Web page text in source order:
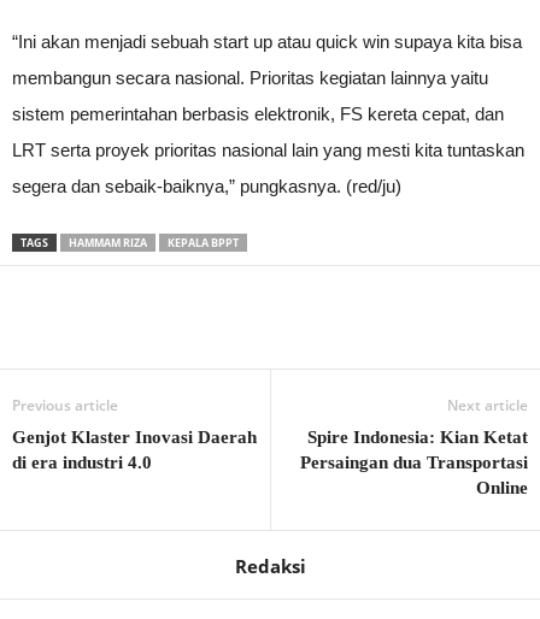
“Ini akan menjadi sebuah start up atau quick win supaya kita bisa
membangun secara nasional. Prioritas kegiatan lainnya yaitu
sistem pemerintahan berbasis elektronik, FS kereta cepat, dan
LRT serta proyek prioritas nasional lain yang mesti kita tuntaskan
segera dan sebaik-baiknya,” pungkasnya. (red/ju)
TAGS HAMMAM RIZA KEPALA BPPT
Previous article
Genjot Klaster Inovasi Daerah
di era industri 4.0
Next article
Spire Indonesia: Kian Ketat
Persaingan dua Transportasi
Online
Redaksi